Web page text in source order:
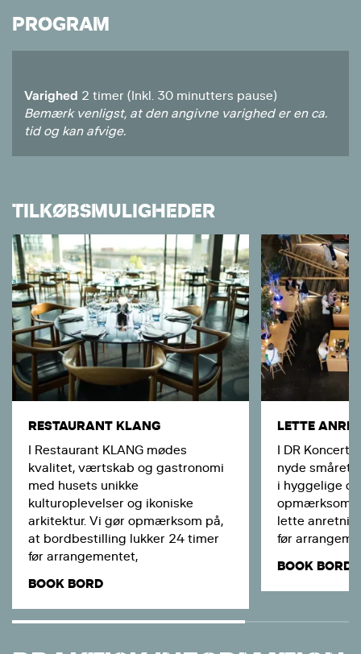
PROGRAM
Varighed 2 timer (Inkl. 30 minutters pause)
Bemærk venligst, at den angivne varighed er en ca.
tid og kan afvige.
TILKØBSMULIGHEDER
RESTAURANT KLANG
I Restaurant KLANG mødes
kvalitet, værtskab og gastronomi
med husets unikke
kulturoplevelser og ikoniske
arkitektur. Vi gør opmærksom på,
at bordbestilling lukker 24 timer
før arrangementet,
BOOK BORD
LETTE
I DR
nyde
i hyggelige
opmærksom
lette
før
BOOK BORD